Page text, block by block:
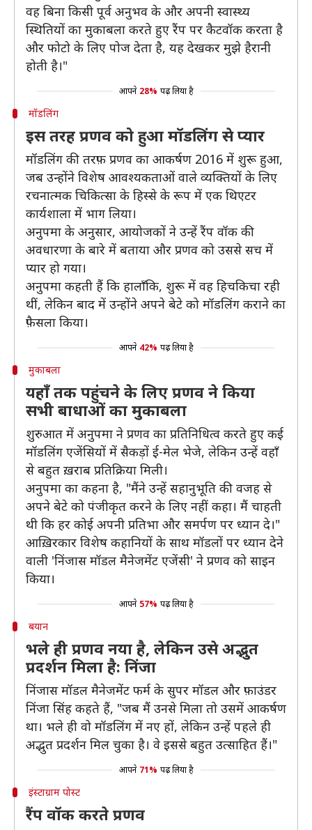
वह बिना किसी पूर्व अनुभव के और अपनी स्वास्थ्य
स्थितियों का मुकाबला करते हुए रैंप पर कैटवॉक करता है
और फोटो के लिए पोज देता है, यह देखकर मुझे हैरानी
होती है।"
आपने 28% पढ़ लिया है
मॉडलिंग
इस तरह प्रणव को हुआ मॉडलिंग से प्यार
मॉडलिंग की तरफ़ प्रणव का आकर्षण 2016 में शुरू हुआ,
जब उन्होंने विशेष आवश्यकताओं वाले व्यक्तियों के लिए
रचनात्मक चिकित्सा के हिस्से के रूप में एक थिएटर
कार्यशाला में भाग लिया।
अनुपमा के अनुसार, आयोजकों ने उन्हें रैंप वॉक की
अवधारणा के बारे में बताया और प्रणव को उससे सच में
प्यार हो गया।
अनुपमा कहती हैं कि हालाँकि, शुरू में वह हिचकिचा रही
थीं, लेकिन बाद में उन्होंने अपने बेटे को मॉडलिंग कराने का
फ़ैसला किया।
आपने 42% पढ़ लिया है
मुकाबला
यहाँ तक पहुंचने के लिए प्रणव ने किया
सभी बाधाओं का मुकाबला
शुरुआत में अनुपमा ने प्रणव का प्रतिनिधित्व करते हुए कई
मॉडलिंग एजेंसियों में सैकड़ों ई-मेल भेजे, लेकिन उन्हें वहाँ
से बहुत ख़राब प्रतिक्रिया मिली।
अनुपमा का कहना है, "मैंने उन्हें सहानुभूति की वजह से
अपने बेटे को पंजीकृत करने के लिए नहीं कहा। मैं चाहती
थी कि हर कोई अपनी प्रतिभा और समर्पण पर ध्यान दे।"
आख़िरकार विशेष कहानियों के साथ मॉडलों पर ध्यान देने
वाली 'निंजास मॉडल मैनेजमेंट एजेंसी' ने प्रणव को साइन
किया।
आपने 57% पढ़ लिया है
बयान
भले ही प्रणव नया है, लेकिन उसे अद्भुत
प्रदर्शन मिला है: निंजा
निंजास मॉडल मैनेजमेंट फर्म के सुपर मॉडल और फ़ाउंडर
निंजा सिंह कहते हैं, "जब मैं उनसे मिला तो उसमें आकर्षण
था। भले ही वो मॉडलिंग में नए हों, लेकिन उन्हें पहले ही
अद्भुत प्रदर्शन मिल चुका है। वे इससे बहुत उत्साहित हैं।"
आपने 71% पढ़ लिया है
इंस्टाग्राम पोस्ट
रैंप वॉक करते प्रणव